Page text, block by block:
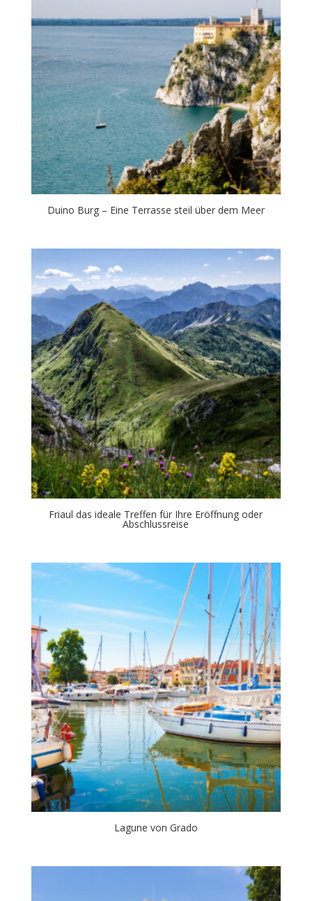
Duino Burg – Eine Terrasse steil über dem Meer
Friaul das ideale Treffen für Ihre Eröffnung oder
Abschlussreise
Lagune von Grado